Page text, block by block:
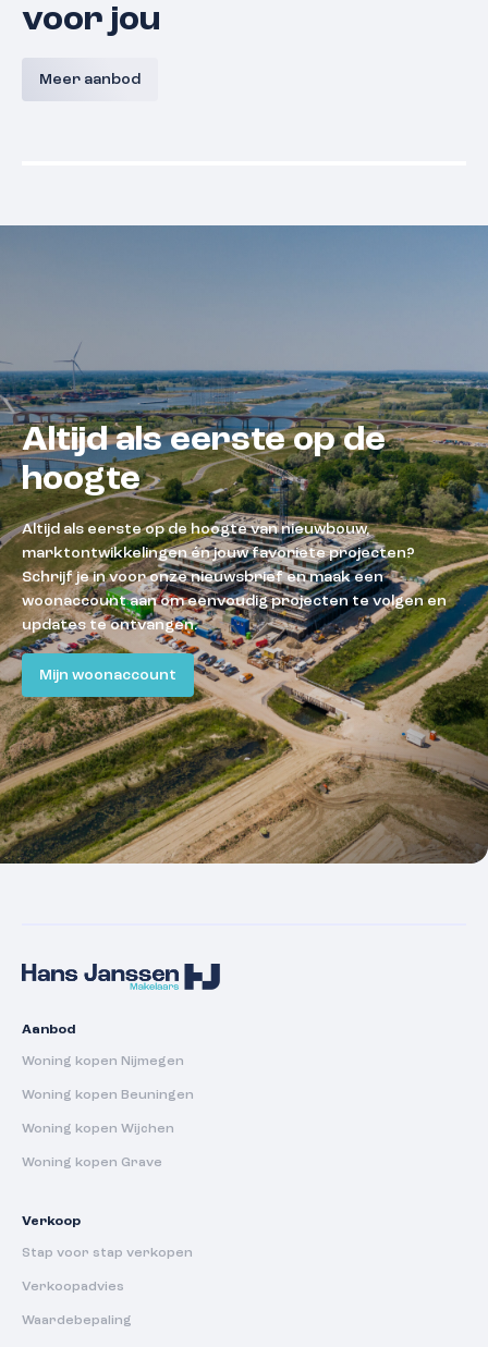
voor jou
Meer aanbod
Bouwnummer 9 A,
Altijd als eerste op de
hoogte
Altijd als eerste op de hoogte van nieuwbouw,
marktontwikkelingen én jouw favoriete projecten?
Schrijf je in voor onze nieuwsbrief en maak een
woonaccount aan om eenvoudig projecten te volgen en
updates te ontvangen.
Mijn woonaccount
Aanbod
Woning kopen Nijmegen
Woning kopen Beuningen
Woning kopen Wijchen
Woning kopen Grave
Verkoop
Stap voor stap verkopen
Verkoopadvies
Waardebepaling